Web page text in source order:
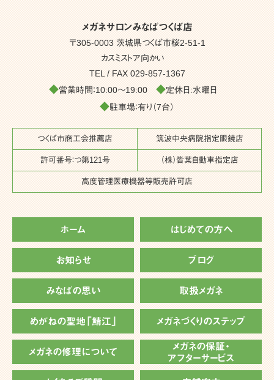
メガネサロンみなばつくば店
〒305-0003 茨城県つくば市桜2-51-1
カスミストア向かい
TEL / FAX 029-857-1367
◆営業時間：10:00～19:00 ◆定休日:水曜日
◆駐車場：有り（7台）
つくば市商工会推薦店 筑波中央病院指定眼鏡店
許可番号：つ第121号 （株）皆葉自動車指定店
高度管理医療機器等販売許可店
ホーム はじめての方へ
お知らせ ブログ
みなばの思い 取扱メガネ
めがねの聖地「鯖江」 メガネづくりのステップ
メガネの修理について
メガネの保証・
アフターサービス